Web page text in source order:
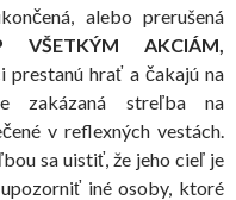
alebo prerušená
VŠETKÝM AKCIÁM,
prestanú hrať a čakajú na
zakázaná streľba na
v reflexných vestách.
sa uistiť, že jeho cieľ je
iné osoby, ktoré